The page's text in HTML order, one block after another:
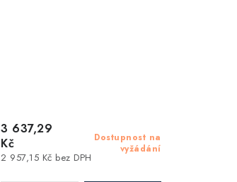
Dostupnost na
vyžádání
2 957,15 Kč bez DPH
3 637,29
Kč